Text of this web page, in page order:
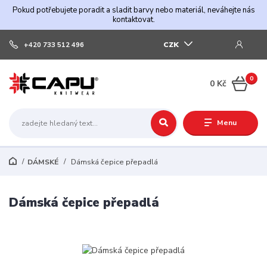
Pokud potřebujete poradit a sladit barvy nebo materiál, neváhejte nás
kontaktovat.
Menu
CZK
+420 733 512 496
0
0 Kč
DÁMSKÉ Dámská čepice přepadlá
Dámská čepice přepadlá